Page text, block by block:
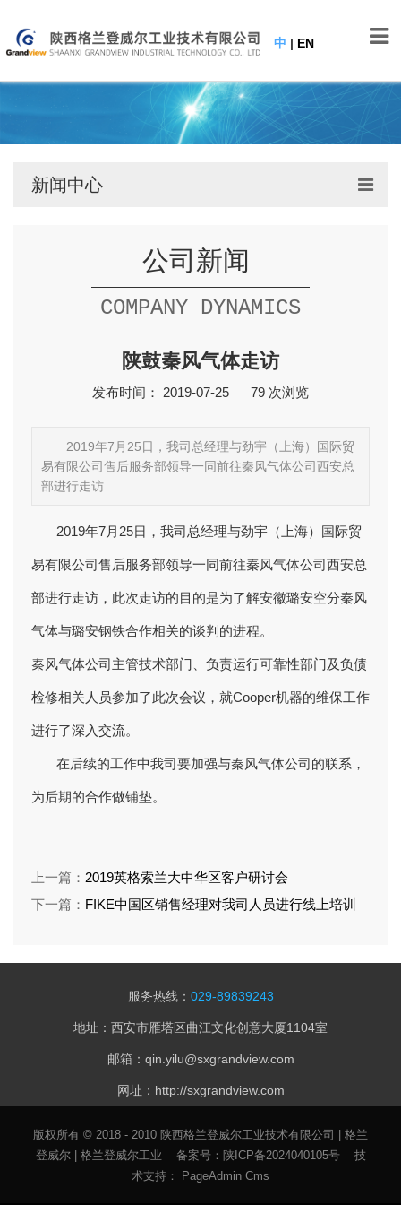
中 | EN
新闻中心
公司新闻
COMPANY DYNAMICS
陕鼓秦风气体走访
发布时间： 2019-07-25 79 次浏览
2019年7月25日，我司总经理与劲宇（上海）国际贸
易有限公司售后服务部领导一同前往秦风气体公司西安总
部进行走访.
2019年7月25日，我司总经理与劲宇（上海）国际贸
易有限公司售后服务部领导一同前往秦风气体公司西安总
部进行走访，此次走访的目的是为了解安徽璐安空分秦风
气体与璐安钢铁合作相关的谈判的进程。
秦风气体公司主管技术部门、负责运行可靠性部门及负债
检修相关人员参加了此次会议，就Cooper机器的维保工作
进行了深入交流。
在后续的工作中我司要加强与秦风气体公司的联系，
为后期的合作做铺垫。
上一篇： 2019英格索兰大中华区客户研讨会
下一篇： FIKE中国区销售经理对我司人员进行线上培训
服务热线： 029-89839243
地址：西安市雁塔区曲江文化创意大厦1104室
邮箱：qin.yilu@sxgrandview.com
网址：http://sxgrandview.com
版权所有 © 2018 - 2010 陕西格兰登威尔工业技术有限公司 | 格兰
登威尔 | 格兰登威尔工业 备案号： 陕ICP备2024040105号
技
术支持：
PageAdmin Cms